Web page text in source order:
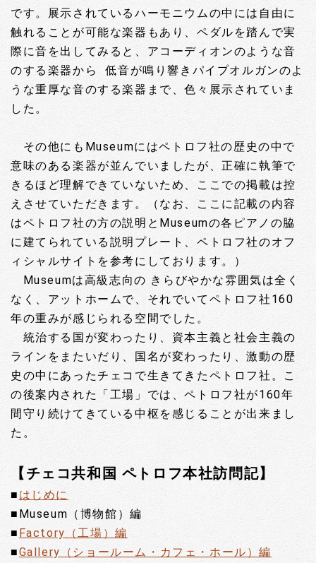
です。展示されているハーモニウムの中には自由に
触れることが可能な楽器もあり、ペダルを踏んで実
際に音を出してみると、アコーディオンのような音
のする楽器から 低音が鳴り響きパイプオルガンのよ
うな重厚な音のする楽器まで、色々展示されていま
した。
その他にもMuseumにはペトロフ社の歴史の中で
意味のある楽器が並んでいましたが、正確に執筆で
きるほど理解できていないため、ここでの掲載は控
えさせていただきます。（なお、ここに記載の内容
はペトロフ社の方の説明とMuseumの各ピアノの脇
に建てられている説明プレート、ペトロフ社のオフ
ィシャルサイトを参考にしております。）
Museumは高級志向の きらびやかな雰囲気は全く
なく、アットホームで、それでいてペトロフ社160
年の重みが感じられる空間でした。
統治する国が変わったり、資本主義と社会主義の
ラインをまたいだり、国名が変わったり、激動の歴
史の中にあったチェコで生きてきたペトロフ社。こ
の後案内された「工場」では、ペトロフ社が160年
間守り続けてきている中枢を感じることが出来まし
た。
【チェコ共和国 ペトロフ本社訪問記】
■ はじめに
■Museum（博物館）編
■ Factory（工場）編
■Gallery（ショールーム・カフェ・ホール）編